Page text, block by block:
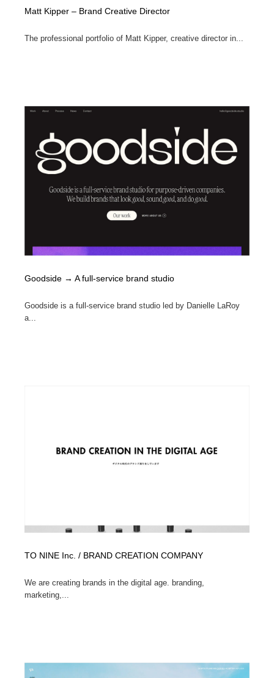
Matt Kipper – Brand Creative Director
The professional portfolio of Matt Kipper, creative director in...
Goodside → A full-service brand studio
Goodside is a full-service brand studio led by Danielle LaRoy
a...
TO NINE Inc. / BRAND CREATION COMPANY
We are creating brands in the digital age. branding,
marketing,...